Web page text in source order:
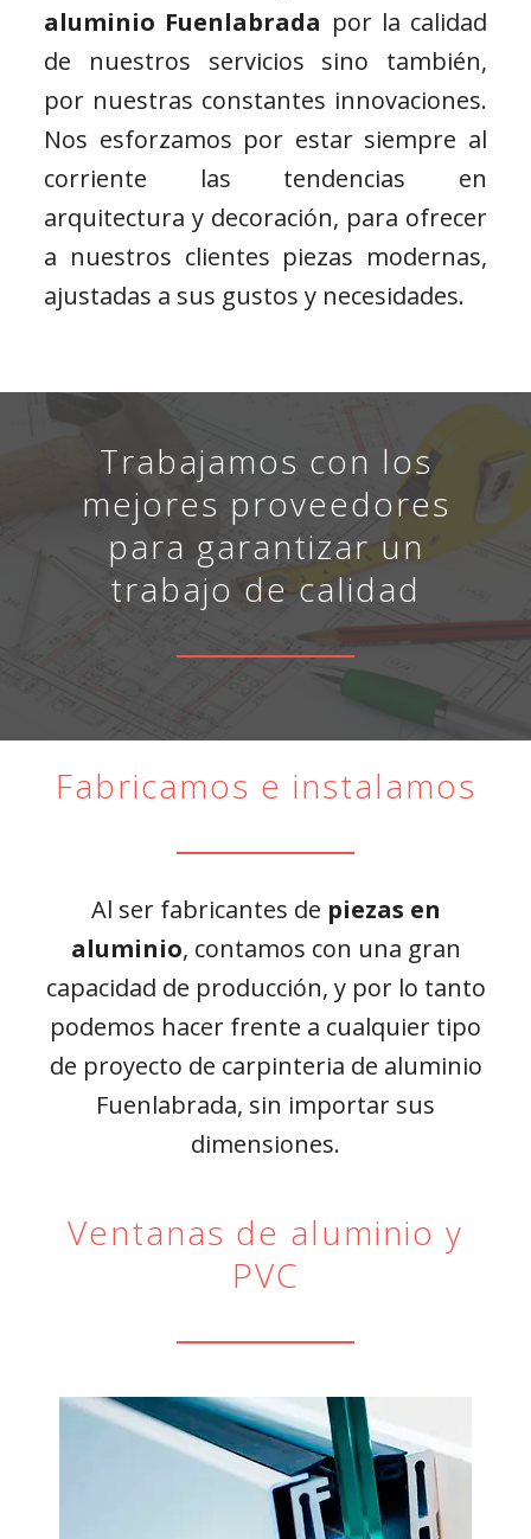
aluminio Fuenlabrada por la calidad
de nuestros servicios sino también,
por nuestras constantes innovaciones.
Nos esforzamos por estar siempre al
corriente las tendencias en
arquitectura y decoración, para ofrecer
a nuestros clientes piezas modernas,
ajustadas a sus gustos y necesidades.
Trabajamos con los
mejores proveedores
para garantizar un
trabajo de calidad
Fabricamos e instalamos
Al ser fabricantes de piezas en
aluminio, contamos con una gran
capacidad de producción, y por lo tanto
podemos hacer frente a cualquier tipo
de proyecto de carpinteria de aluminio
Fuenlabrada, sin importar sus
dimensiones.
Ventanas de aluminio y
PVC